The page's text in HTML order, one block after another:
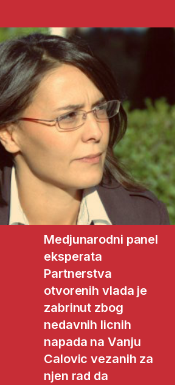
Medjunarodni panel
eksperata
Partnerstva
otvorenih vlada je
zabrinut zbog
nedavnih licnih
napada na Vanju
Calovic vezanih za
njen rad da